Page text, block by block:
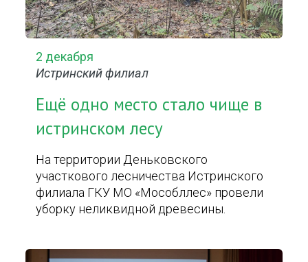
2 декабря
Истринский филиал
Ещё одно место стало чище в
истринском лесу
На территории Деньковского
участкового лесничества Истринского
филиала ГКУ МО «Мособллес» провели
уборку неликвидной древесины.